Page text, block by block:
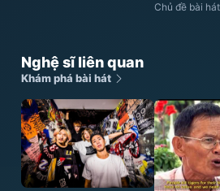
Chủ đề bài hát
Nghệ sĩ liên quan
Khám phá bài hát